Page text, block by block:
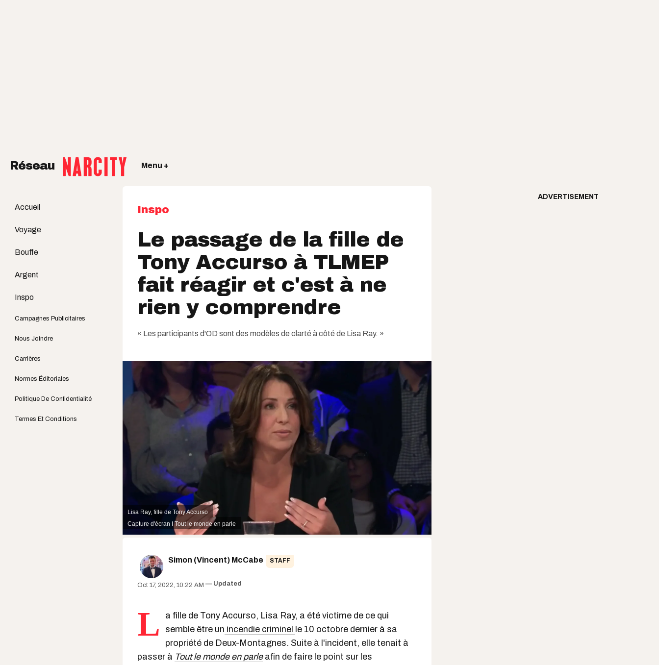
Réseau Menu +
Accueil
Voyage
Bouffe
Argent
Inspo
Campagnes Publicitaires
Nous Joindre
Carrières
Normes Éditoriales
Politique De Confidentialité
Termes Et Conditions
Inspo
Le passage de la fille de
Tony Accurso à TLMEP
fait réagir et c'est à ne
rien y comprendre
« Les participants d'OD sont des modèles de clarté à côté de Lisa Ray. »
Lisa Ray, fille de Tony Accurso
Capture d'écran I Tout le monde en parle
Simon (Vincent) McCabe STAFF
Oct 17, 2022, 10:22 AM Updated
L
a fille de Tony Accurso, Lisa Ray, a été victime de ce qui
semble être un incendie criminel
le 10 octobre dernier à sa
propriété de Deux-Montagnes. Suite à l'incident, elle tenait à
passer à Tout le monde en parleafin de faire le point sur les
ADVERTISEMENT